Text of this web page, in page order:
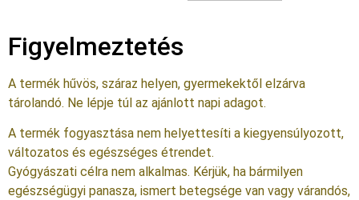
Figyelmeztetés
A termék hűvös, száraz helyen, gyermekektől elzárva
tárolandó. Ne lépje túl az ajánlott napi adagot.
A termék fogyasztása nem helyettesíti a kiegyensúlyozott,
változatos és egészséges étrendet.
Gyógyászati célra nem alkalmas. Kérjük, ha bármilyen
egészségügyi panasza, ismert betegsége van vagy várandós,